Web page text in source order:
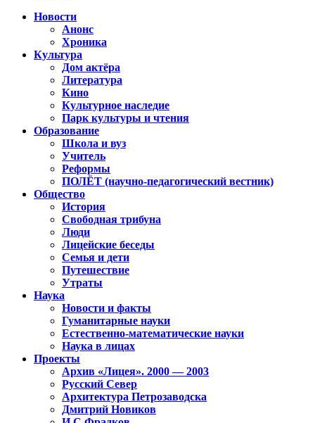
Новости
Анонс
Хроника
Культура
Дом актёра
Литература
Кино
Культурное наследие
Парк культуры и чтения
Образование
Школа и вуз
Учитель
Реформы
ПОЛЁТ (научно-педагогический вестник)
Общество
История
Свободная трибуна
Люди
Лицейские беседы
Семья и дети
Путешествие
Утраты
Наука
Новости и факты
Гуманитарные науки
Естественно-математические науки
Наука в лицах
Проекты
Архив «Лицея». 2000 — 2003
Русский Север
Архитектура Петрозаводска
Дмитрий Новиков